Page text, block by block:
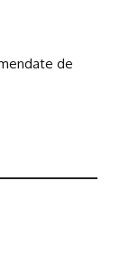
de